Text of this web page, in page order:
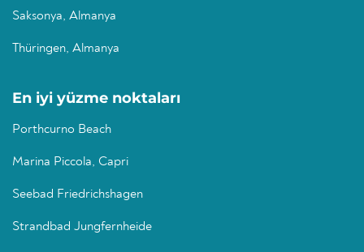
Saksonya, Almanya
Thüringen, Almanya
En iyi yüzme noktaları
Porthcurno Beach
Marina Piccola, Capri
Seebad Friedrichshagen
Strandbad Jungfernheide